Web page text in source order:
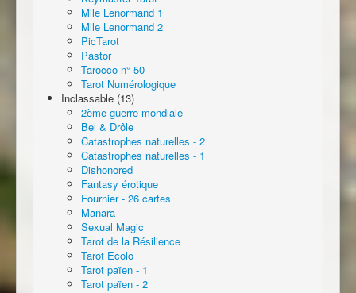
Mlle Lenormand 1
Mlle Lenormand 2
PicTarot
Pastor
Tarocco n° 50
Tarot Numérologique
Inclassable (13)
2ème guerre mondiale
Bel & Drôle
Catastrophes naturelles - 2
Catastrophes naturelles - 1
Dishonored
Fantasy érotique
Fournier - 26 cartes
Manara
Sexual Magic
Tarot de la Résilience
Tarot Ecolo
Tarot païen - 1
Tarot païen - 2